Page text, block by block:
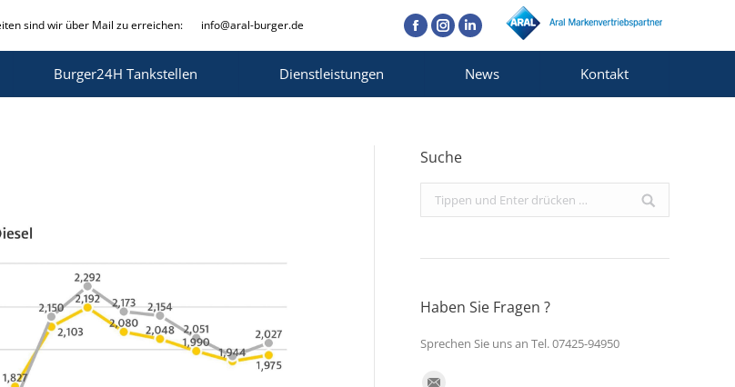
sind wir über Mail zu erreichen: info@aral-burger.de
Facebook
InstagramLinkedin
Burger24H Tankstellen Dienstleistungen News Kontakt
Suche
Search:
Haben Sie Fragen ?
Sprechen Sie uns an Tel. 07425-94950
Finden Sie uns auf: